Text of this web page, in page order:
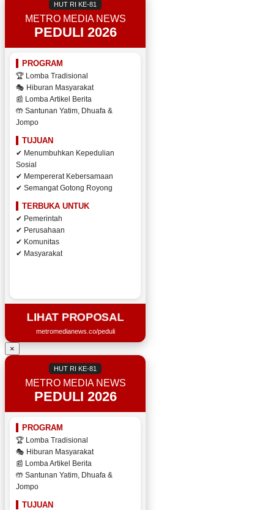
HUT RI KE-81
METRO MEDIA NEWS
PEDULI 2026
PROGRAM
🏆 Lomba Tradisional
🎭 Hiburan Masyarakat
📰 Lomba Artikel Berita
🤲 Santunan Yatim, Dhuafa &
Jompo
TUJUAN
✔ Menumbuhkan Kepedulian
Sosial
✔ Mempererat Kebersamaan
✔ Semangat Gotong Royong
TERBUKA UNTUK
✔ Pemerintah
✔ Perusahaan
✔ Komunitas
✔ Masyarakat
LIHAT PROPOSAL
metromedianews.co/peduli
×
HUT RI KE-81
METRO MEDIA NEWS
PEDULI 2026
PROGRAM
🏆 Lomba Tradisional
🎭 Hiburan Masyarakat
📰 Lomba Artikel Berita
🤲 Santunan Yatim, Dhuafa &
Jompo
TUJUAN